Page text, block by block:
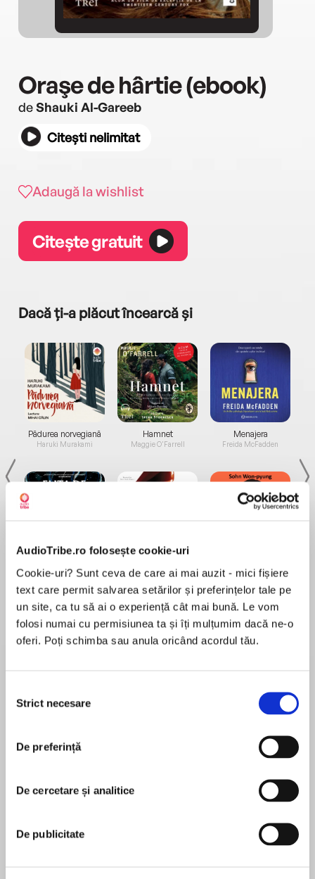
AudioTribe.ro folosește cookie-uri
Cookie-uri? Sunt ceva de care ai mai auzit - mici fișiere
text care permit salvarea setărilor și preferințelor tale pe
un site, ca tu să ai o experiență cât mai bună. Le vom
folosi numai cu permisiunea ta și îți mulțumim dacă ne-o
oferi. Poți schimba sau anula oricând acordul tău.
consimțământului
Strict necesare
De preferință
De cercetare și analitice
De publicitate
Oraşe de hârtie (ebook)
deShauki Al-Gareeb
Citești nelimitat
Adaugă la wishlist
Citește gratuit
Dacă ți-a plăcut încearcă și
Pădurea norvegiană
Haruki Murakami
de...
Dani Francis
Hamnet
Maggie O'Farrell
la...
Lauren Weisberger
Menajera
Freida McFadden
Sohn Won-pyung
Despre
înainte de terminarea liceului: Margo reapare în
viaţa lui Quentin. În toiul nopţii, îmbrăcată în
Extravagantă, frumoasă, imprevizibilă şi
independentă, Margo l-a fascinat dintotdeauna
pe Quentin. Îndrăgostit iremediabil de ea, o
urmează orbeşte, încântat să ia parte la
Margo.
În acest moment nu există recenzii
pentru această carte